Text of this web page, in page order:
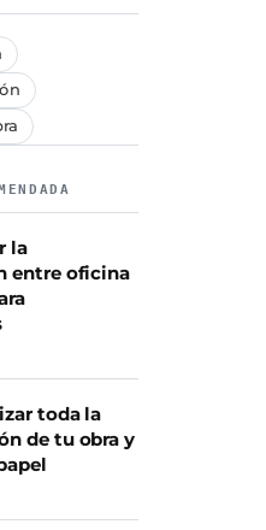
la
entre oficina
toda la
de tu obra y